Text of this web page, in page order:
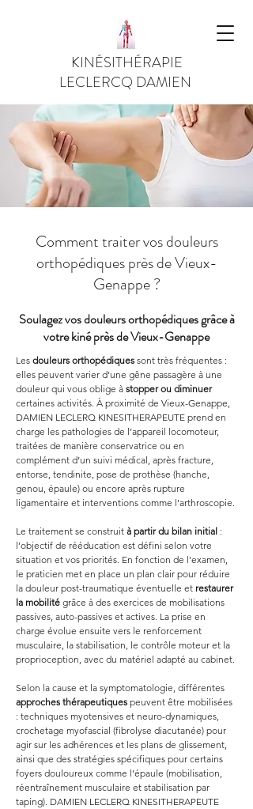
KINÉSITHÉRAPIE
LECLERCQ DAMIEN
Comment traiter vos douleurs
orthopédiques près de Vieux-
Genappe ?
Soulagez vos douleurs orthopédiques grâce à
votre kiné près de Vieux-Genappe
Les douleurs orthopédiques sont très fréquentes :
elles peuvent varier d’une gêne passagère à une
douleur qui vous oblige à stopper ou diminuer
certaines activités. À proximité de Vieux-Genappe,
DAMIEN LECLERQ KINESITHERAPEUTE prend en
charge les pathologies de l’appareil locomoteur,
traitées de manière conservatrice ou en
complément d’un suivi médical, après fracture,
entorse, tendinite, pose de prothèse (hanche,
genou, épaule) ou encore après rupture
ligamentaire et interventions comme l’arthroscopie.
Le traitement se construit à partir du bilan initial :
l’objectif de rééducation est défini selon votre
situation et vos priorités. En fonction de l’examen,
le praticien met en place un plan clair pour réduire
la douleur post-traumatique éventuelle et restaurer
la mobilité grâce à des exercices de mobilisations
passives, auto-passives et actives. La prise en
charge évolue ensuite vers le renforcement
musculaire, la stabilisation, le contrôle moteur et la
proprioception, avec du matériel adapté au cabinet.
Selon la cause et la symptomatologie, différentes
approches thérapeutiques peuvent être mobilisées
: techniques myotensives et neuro-dynamiques,
crochetage myofascial (fibrolyse diacutanée) pour
agir sur les adhérences et les plans de glissement,
ainsi que des stratégies spécifiques pour certains
foyers douloureux comme l’épaule (mobilisation,
réentraînement musculaire et stabilisation par
taping). DAMIEN LECLERQ KINESITHERAPEUTE